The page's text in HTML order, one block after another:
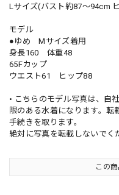
Lサイズ(バスト約87〜94cm
モデル
●ゆめ Mサイズ着用
身長160 体重48
65Fカップ
ウエスト61 ヒップ88
• こちらのモデル写真は、自
限のある水着になります。転
手続きを取ります。
絶対に写真を転載しないでく
この